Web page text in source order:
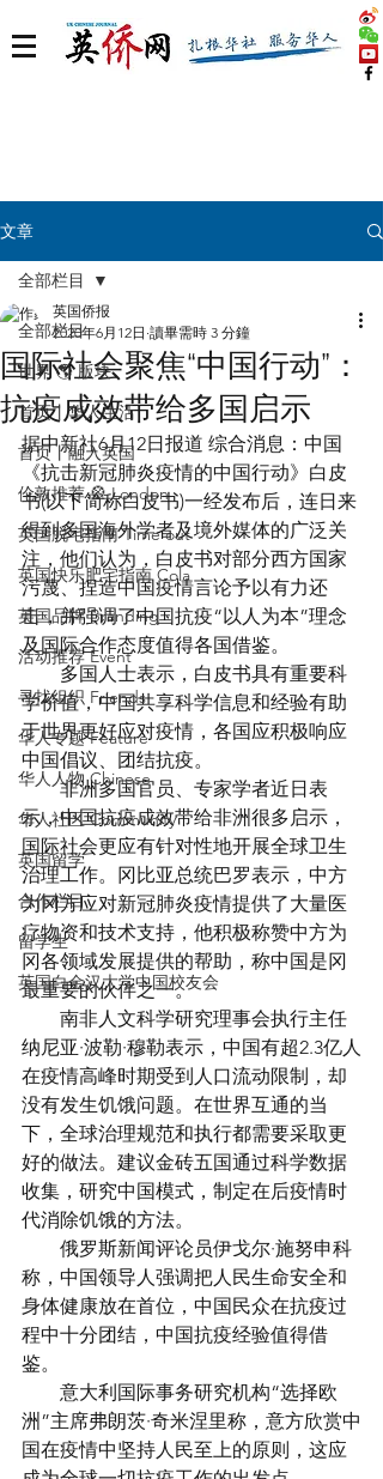
文章
全部栏目
世界 🌎 版块
首页丨华人生活
首页丨融入英国
伦敦推荐 🎡 London
英国脱宅指南 Time out
英国快乐肥宅指南 Cola
英国品牌 Branding
活动推荐 Event
寻找组织 Friends
华人专题 Feature
华人人物 Chinese
华人社区 Community
英国留学
合作栏目
留学生
英国白金汉大学中国校友会
全部栏目
国际社会聚焦“中国行动”：
抗疫成效带给多国启示
英国侨报
2020年6月12日 讀畢需時 3 分鐘
据中新社6月12日报道 综合消息：中国
《抗击新冠肺炎疫情的中国行动》白皮
书(以下简称白皮书)一经发布后，连日来
得到多国海外学者及境外媒体的广泛关
注，他们认为，白皮书对部分西方国家
污蔑、捏造中国疫情言论予以有力还
击，并强调了中国抗疫“以人为本”理念
及国际合作态度值得各国借鉴。
多国人士表示，白皮书具有重要科
学价值，中国共享科学信息和经验有助
于世界更好应对疫情，各国应积极响应
中国倡议、团结抗疫。
非洲多国官员、专家学者近日表
示，中国抗疫成效带给非洲很多启示，
国际社会更应有针对性地开展全球卫生
治理工作。冈比亚总统巴罗表示，中方
为冈方应对新冠肺炎疫情提供了大量医
疗物资和技术支持，他积极称赞中方为
冈各领域发展提供的帮助，称中国是冈
最重要的伙伴之一。
南非人文科学研究理事会执行主任
纳尼亚·波勒·穆勒表示，中国有超2.3亿人
在疫情高峰时期受到人口流动限制，却
没有发生饥饿问题。在世界互通的当
下，全球治理规范和执行都需要采取更
好的做法。建议金砖五国通过科学数据
收集，研究中国模式，制定在后疫情时
代消除饥饿的方法。
俄罗斯新闻评论员伊戈尔·施努申科
称，中国领导人强调把人民生命安全和
身体健康放在首位，中国民众在抗疫过
程中十分团结，中国抗疫经验值得借
鉴。
意大利国际事务研究机构“选择欧
洲”主席弗朗茨·奇米涅里称，意方欣赏中
国在疫情中坚持人民至上的原则，这应